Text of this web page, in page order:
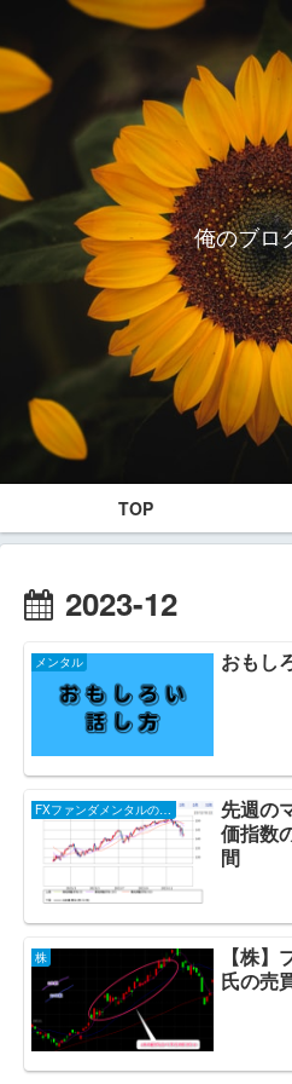
俺のブロ
TOP
2023-12
メンタル おもし
FXファンダメンタルのお話し
先週の
価指数
間
株
【株
氏の売